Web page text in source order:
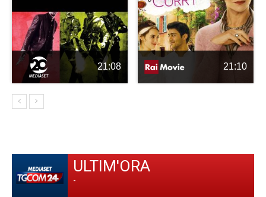
21:08 21:10
ULTIM'ORA
-